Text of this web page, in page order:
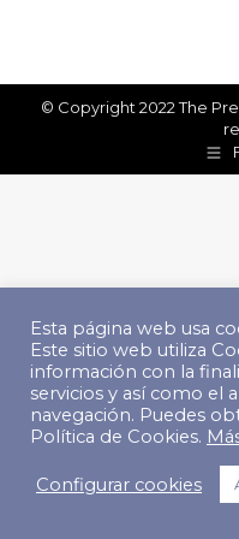
© Copyright 2022 The
Esta página web usa
Este sitio web utiliza
información con la
servicios y así como el
navegación. Puedes
Política de Cookies.
Configurar cookies